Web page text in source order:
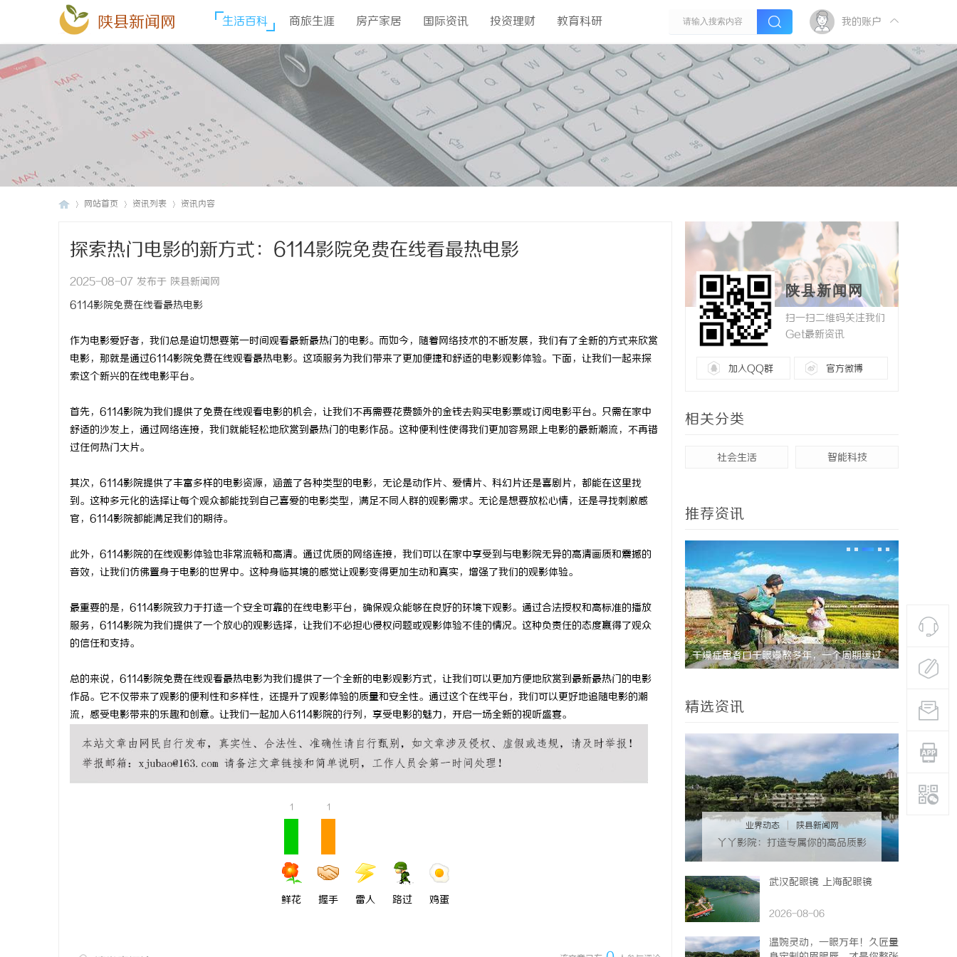
陕县新闻网 生活百科 商旅生涯 房产家居 国际资讯 投资理财 教育科研 我的账户
网站首页 资讯列表 资讯内容
探索热门电影的新方式：6114影院免费在线看最热电影
2025-08-07 发布于 陕县新闻网
6114影院免费在线看最热电影
作为电影爱好者，我们总是迫切想要第一时间观看最新最热门的电影。而如今，随着网络技术的不断发展，我们有了全新的方式来欣赏
电影，那就是通过6114影院免费在线观看最热电影。这项服务为我们带来了更加便捷和舒适的电影观影体验。下面，让我们一起来探
索这个新兴的在线电影平台。
首先，6114影院为我们提供了免费在线观看电影的机会，让我们不再需要花费额外的金钱去购买电影票或订阅电影平台。只需在家中
舒适的沙发上，通过网络连接，我们就能轻松地欣赏到最热门的电影作品。这种便利性使得我们更加容易跟上电影的最新潮流，不再错
过任何热门大片。
其次，6114影院提供了丰富多样的电影资源，涵盖了各种类型的电影，无论是动作片、爱情片、科幻片还是喜剧片，都能在这里找
到。这种多元化的选择让每个观众都能找到自己喜爱的电影类型，满足不同人群的观影需求。无论是想要放松心情，还是寻找刺激感
官，6114影院都能满足我们的期待。
此外，6114影院的在线观影体验也非常流畅和高清。通过优质的网络连接，我们可以在家中享受到与电影院无异的高清画质和震撼的
音效，让我们仿佛置身于电影的世界中。这种身临其境的感觉让观影变得更加生动和真实，增强了我们的观影体验。
最重要的是，6114影院致力于打造一个安全可靠的在线电影平台，确保观众能够在良好的环境下观影。通过合法授权和高标准的播放
服务，6114影院为我们提供了一个放心的观影选择，让我们不必担心侵权问题或观影体验不佳的情况。这种负责任的态度赢得了观众
的信任和支持。
总的来说，6114影院免费在线观看最热电影为我们提供了一个全新的电影观影方式，让我们可以更加方便地欣赏到最新最热门的电影
作品。它不仅带来了观影的便利性和多样性，还提升了观影体验的质量和安全性。通过这个在线平台，我们可以更好地追随电影的潮
流，感受电影带来的乐趣和创意。让我们一起加入6114影院的行列，享受电影的魅力，开启一场全新的视听盛宴。
1
鲜花
1
握手 雷人 路过 鸡蛋
陕县新闻网
扫一扫二维码关注我们
Get最新资讯
加入QQ群 官方微博
相关分类
社会生活 智能科技
推荐资讯
干燥症患者口干眼燥熬多年，一个周期缓过 深入解析
精选资讯
业界动态 陕县新闻网
丫丫影院：打造专属你的高品质影
武汉配眼镜 上海配眼镜
2026-08-06
温婉灵动，一眼万年！久匠量